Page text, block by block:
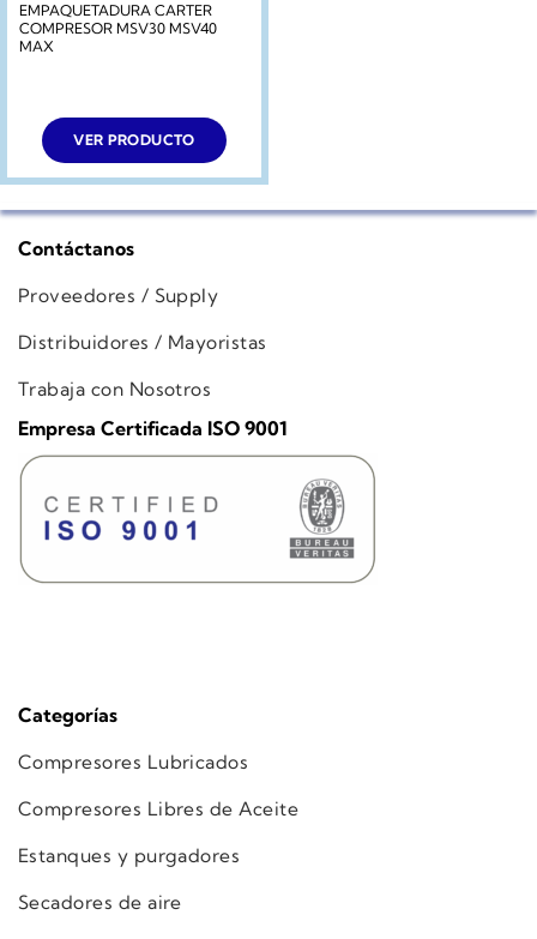
EMPAQUETADURA CARTER
COMPRESOR MSV30 MSV40
MAX
VER PRODUCTO
Categorías
Compresores Lubricados
Compresores Libres de Aceite
Estanques y purgadores
Secadores de aire
Contáctanos
Proveedores / Supply
Distribuidores / Mayoristas
Trabaja con Nosotros
Empresa Certificada ISO 9001